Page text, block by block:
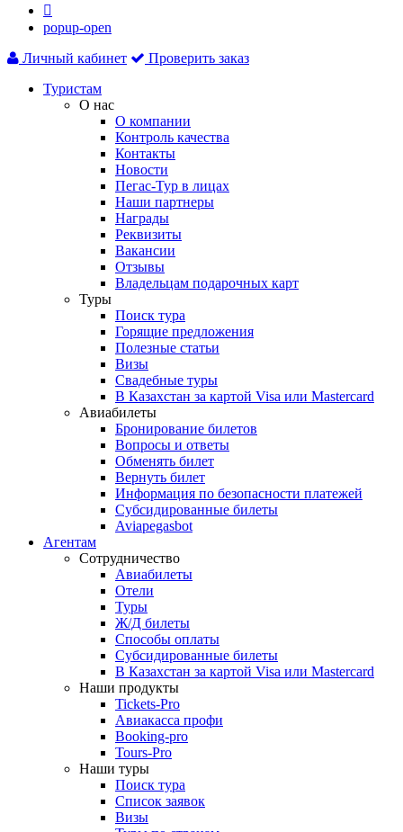

popup-open
Личный кабинет
Проверить заказ
Туристам
О нас
О компании
Контроль качества
Контакты
Новости
Пегас-Тур в лицах
Наши партнеры
Награды
Реквизиты
Вакансии
Отзывы
Владельцам подарочных карт
Туры
Поиск тура
Горящие предложения
Полезные статьи
Визы
Свадебные туры
В Казахстан за картой Visa или Masterсard
Авиабилеты
Бронирование билетов
Вопросы и ответы
Обменять билет
Вернуть билет
Информация по безопасности платежей
Субсидированные билеты
Aviapegasbot
Агентам
Сотрудничество
Авиабилеты
Отели
Туры
Ж/Д билеты
Способы оплаты
Субсидированные билеты
В Казахстан за картой Visa или Masterсard
Наши продукты
Tickets-Pro
Авиакасса профи
Booking-pro
Tours-Pro
Наши туры
Поиск тура
Список заявок
Визы